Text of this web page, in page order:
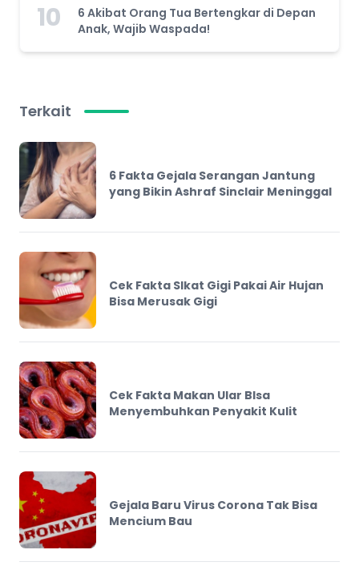
10
6 Akibat Orang Tua Bertengkar di Depan
Anak, Wajib Waspada!
Terkait
6 Fakta Gejala Serangan Jantung
yang Bikin Ashraf Sinclair Meninggal
Cek Fakta SIkat Gigi Pakai Air Hujan
Bisa Merusak Gigi
Cek Fakta Makan Ular BIsa
Menyembuhkan Penyakit Kulit
Gejala Baru Virus Corona Tak Bisa
Mencium Bau